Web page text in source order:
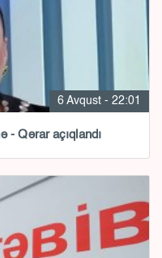
6 Avqust - 22:01
- Qərar açıqlandı